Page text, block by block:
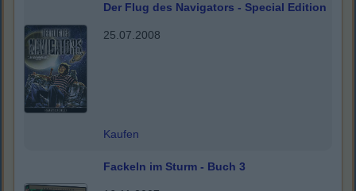
Der Flug des Navigators - Special Edition
25.07.2008
Kaufen
Fackeln im Sturm - Buch 3